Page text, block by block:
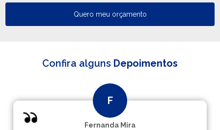
Quero meu orçamento
Confira alguns Depoimentos
Fernanda Mira